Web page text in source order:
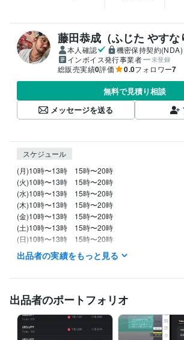
藤田恭成（ふじた やすな
本人確認
機密保持契約(NDA)
インボイス発行事業者
未登録
総販売実績0評価 0.0フォロワー7
無料で見積り相談
メッセージを送る
スケジュール
(月)10時〜13時　15時〜20時
(火)10時〜13時　15時〜20時
(水)10時〜13時　15時〜20時
(木)10時〜13時　15時〜20時
(金)10時〜13時　15時〜20時
(土)10時〜13時　15時〜20時
(日)10時〜13時　15時〜20時
時間は相談ください！
得意分野
デザイン制作 名刺・ショップカードデザイン
デザイン 名刺
出品者の実績をもっと見る
出品者のポートフォリオ